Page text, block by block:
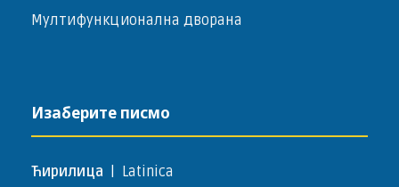
Мултифункционална дворана
Изаберите писмо
Ћирилица Latinica